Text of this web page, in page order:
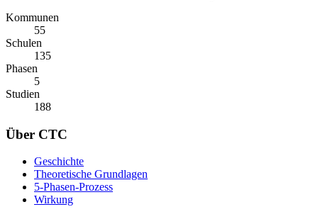
Kommunen
55
Schulen
135
Phasen
5
Studien
188
Über CTC
Geschichte
Theoretische Grundlagen
5-Phasen-Prozess
Wirkung